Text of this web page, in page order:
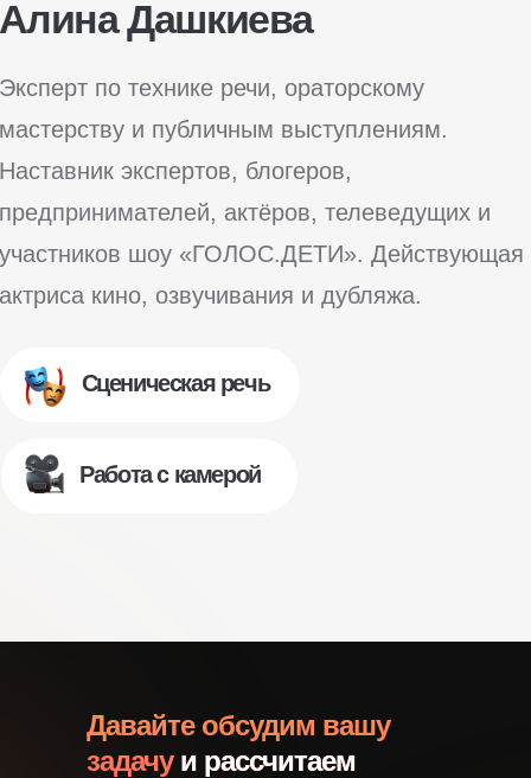
Давайте обсудим вашу
задачу и рассчитаем